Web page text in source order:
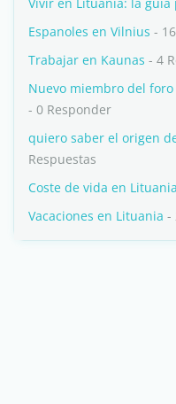
Espanoles en Vilnius -
Trabajar en Kaunas - 4
Nuevo miembro del
- 0 Responder
quiero saber el origen
Respuestas
Coste de vida en
Vacaciones en Lituania -